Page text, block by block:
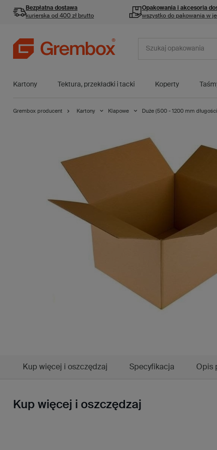
Bezpłatna dostawa
kurierska od 400 zł brutto
Opakowania i akcesoria
wszystko do pakowania w
Kartony Tektura, przekładki i tacki Koperty
Grembox producent Kartony Klapowe Duże (500 - 1200 mm
Kup więcej i oszczędzaj Specyfikacja Opis
Kup więcej i oszczędzaj